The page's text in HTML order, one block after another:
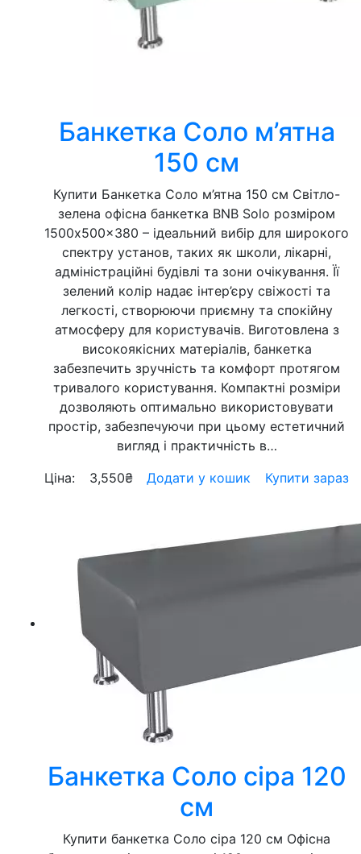
Банкетка Соло м’ятна
150 см
Купити Банкетка Соло м’ятна 150 см Світло-
зелена офісна банкетка BNB Solo розміром
1500x500x380 – ідеальний вибір для широкого
спектру установ, таких як школи, лікарні,
адміністраційні будівлі та зони очікування. Її
зелений колір надає інтер’єру свіжості та
легкості, створюючи приємну та спокійну
атмосферу для користувачів. Виготовлена з
високоякісних матеріалів, банкетка
забезпечить зручність та комфорт протягом
тривалого користування. Компактні розміри
дозволяють оптимально використовувати
простір, забезпечуючи при цьому естетичний
вигляд і практичність в…
Ціна:
3,550₴ Додати у кошик Купити зараз
Банкетка Соло сіра 120
см
Купити банкетка Соло сіра 120 см Офісна